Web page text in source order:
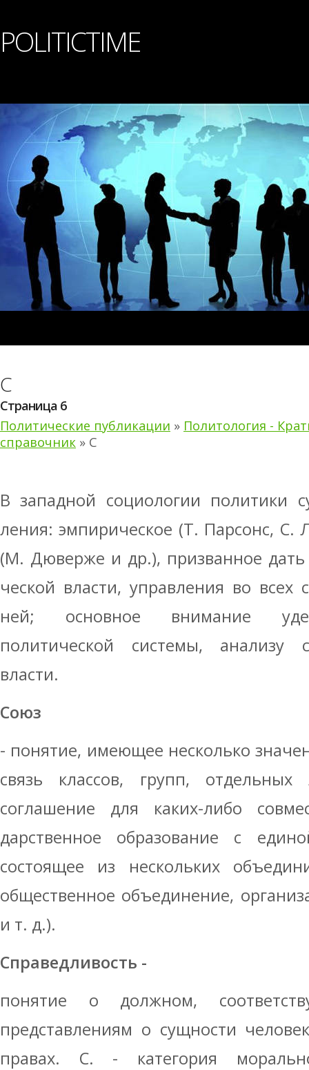
POLITICTIME
С
Страница 6
Политические публикации » Политология -
справочник » С
В западной социологии политики
ления: эмпирическое (Т. Парсонс, С.
(М. Дюверже и др.), призванное
ческой власти, управления во всех
ней; основное внимание
политической си­стемы, анализу
власти.
Союз
- понятие, имеющее несколько
связь классов, групп,
соглашение для каких-либо
дарственное образование с
состоя­щее из нескольких
обществен­ное объединение,
и т. д.).
Справедливость -
понятие о должном,
представлениям о сущности
правах. С. - категория